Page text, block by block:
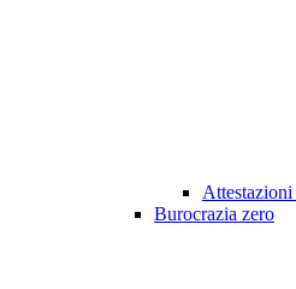
Burocrazia zero